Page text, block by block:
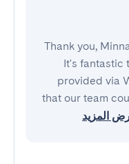
Thank you,
It's fantastic
provided via
that our team
المزيد